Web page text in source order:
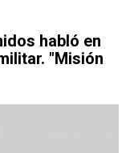
habló en
"Misión